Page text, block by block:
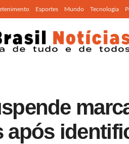
Esportes Mundo Tecnologia
após